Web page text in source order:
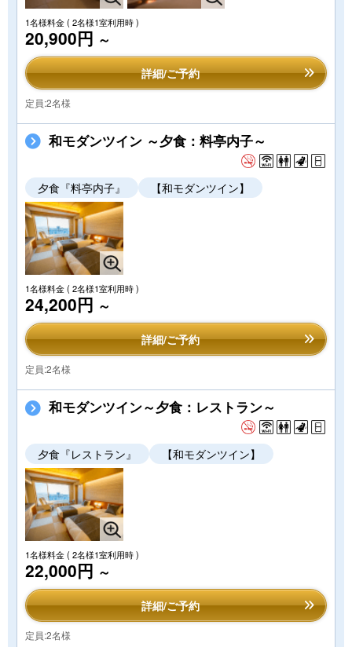
1名様料金( 2名様1室利用時 )
20,900円 ～
詳細/ご予約
定員:2名様
和モダンツイン ～夕食：料亭内子～
夕食『料亭内子』 【和モダンツイン】
1名様料金( 2名様1室利用時 )
24,200円 ～
詳細/ご予約
定員:2名様
和モダンツイン～夕食：レストラン～
夕食『レストラン』 【和モダンツイン】
1名様料金( 2名様1室利用時 )
22,000円 ～
詳細/ご予約
定員:2名様